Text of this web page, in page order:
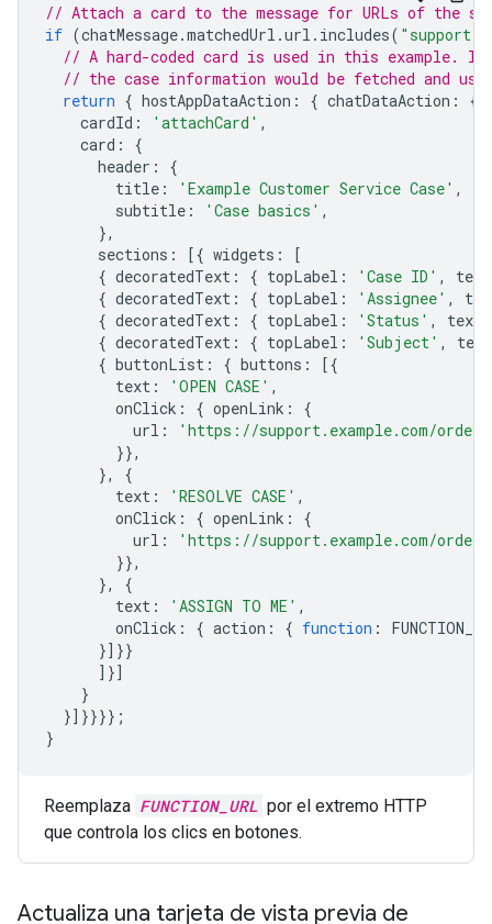
// Attach a card to the message for URLs of the
if (chatMessage.matchedUrl .url . includes(
// A hard-coded card is used in this example.
// the case information would be fetched and
return { hostAppDataAction : { chatDataAction : {
cardId : 'attachCard' ,
card :
{
header :
{
title : 'Example Customer Service Case' ,
subtitle : 'Case basics' ,
},
sections : [{ widgets :
[
{ decoratedText : { topLabel : 'Case ID' , text
{ decoratedText : { topLabel : 'Assignee' ,
{ decoratedText : { topLabel : 'Status' , text
{ decoratedText : { topLabel : 'Subject' ,
text
{ buttonList : { buttons :
[{
text : 'OPEN CASE' ,
onClick : { openLink :
{
url :
'https://support.example.com/
}},
},
{
text : 'RESOLVE CASE' ,
onClick : { openLink :
{
url :
'https://support.example.com/
}},
},
{
text : 'ASSIGN TO ME' ,
onClick : { action : { function :
}]}}
]}]
}
}]}}}};
}
Reemplaza FUNCTION_URL por el extremo HTTP
que controla los clics en botones.
Actualiza una tarjeta de vista previa de